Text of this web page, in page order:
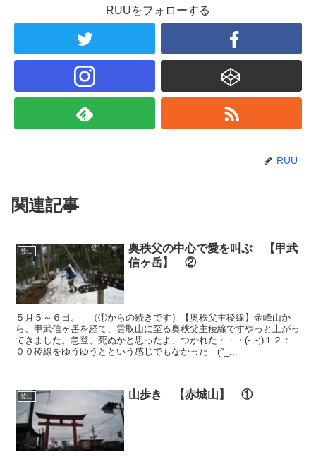
RUUをフォローする
RUU
関連記事
登山
奥秩父の中心で愛を叫ぶ 【甲武
信ヶ岳】 ②
５月５～６日。 （①からの続きです）【奥秩父主稜線】金峰山か
ら、甲武信ヶ岳を経て、雲取山に至る奥秩父主稜線ですやっと上がっ
てきました。急登、死ぬかと思ったよ、つかれた・・・(-_-;)１２：
００稜線をゆうゆうとという感じでもなかった (^_...
登山 山歩き 【赤城山】 ①